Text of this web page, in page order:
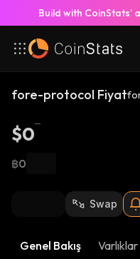
Build with CoinStats’
fore-protocol Fiyat
$0
฿0
Swap
Genel Bakış Varlıklar